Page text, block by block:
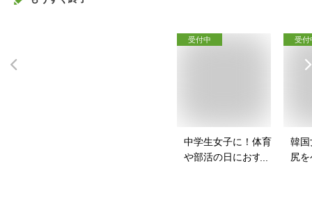
受付中
中学生女子に！体育
や部活の日におすす
受付
韓国
尻